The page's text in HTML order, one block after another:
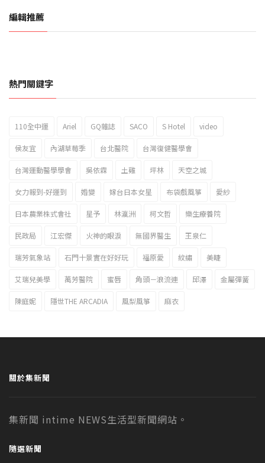
編輯推薦
2023新北市北海岸國際風箏節「風在石起」霸氣回歸
熱門關鍵字
110全中運 Ariel GQ雜誌 SACO S Hotel video
侯友宜 內湖草莓季 台北醫院 台灣復健醫學會
台灣運動醫學學會 吳依霖 土雞 坪林 天空之城
女力報到-好運到 婚變 嫁台日本女星 布袋戲風箏 愛紗
日本農業株式會社 星予 林瀛洲 柯文哲 樂生療養院
民政局 江宏傑 火神的眼淚 無國界醫生 王泉仁
瑞芳氣象站 石門十景實在好好玩 福原愛 紋繡 美睫
艾瑞兒美學 萬芳醫院 蜜唇 角頭－浪流連 邱澤 金屬彈簧
陳庭妮 隱世THE ARCADIA 風梨風箏 麻衣
關於集新聞
集新聞 intime NEWS生活型新聞網站。
隨選新聞